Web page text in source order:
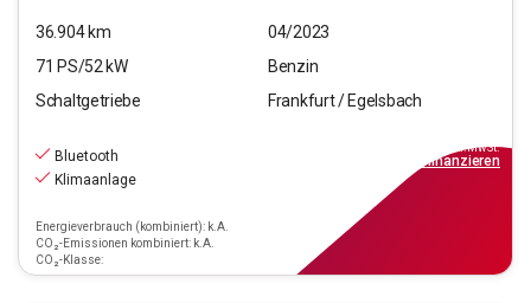
36.904km
04/2023
71 PS/52 kW
Benzin
Schaltgetriebe
Frankfurt / Egelsbach
Bluetooth
Klimaanlage
Energieverbrauch (kombiniert): k.A.
CO₂-Emissionen kombiniert: k.A.
CO₂-Klasse:
inkl.MwSt.
finanzieren